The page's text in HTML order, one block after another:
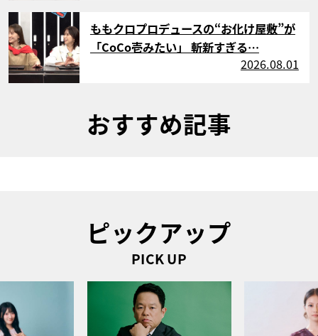
サムネイル
ももクロプロデュースの“お化け屋敷”が
「CoCo壱みたい」 斬新すぎる…
2026.08.01
おすすめ記事
ピックアップ
PICK UP